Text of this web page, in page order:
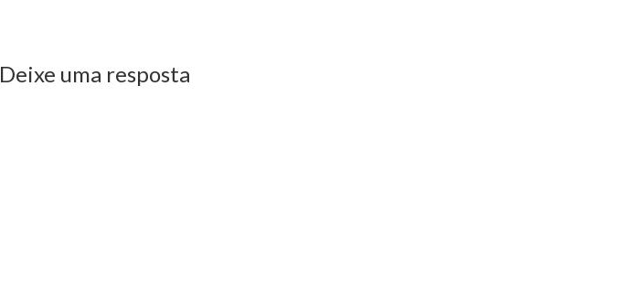
Deixe uma resposta